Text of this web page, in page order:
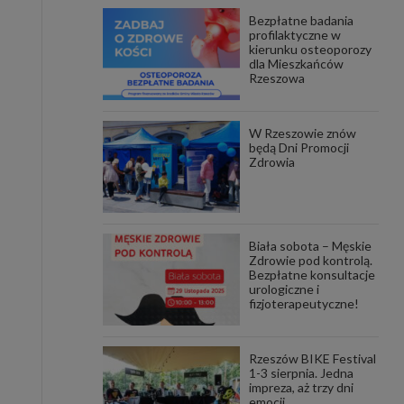
Aby
i ich
w
gdy
Bezpłatne badania
profilaktyczne w
kierunku osteoporozy
dla Mieszkańców
Rzeszowa
W Rzeszowie znów
będą Dni Promocji
Zdrowia
Biała sobota – Męskie
Zdrowie pod kontrolą.
Bezpłatne konsultacje
urologiczne i
fizjoterapeutyczne!
Rzeszów BIKE Festival
1-3 sierpnia. Jedna
impreza, aż trzy dni